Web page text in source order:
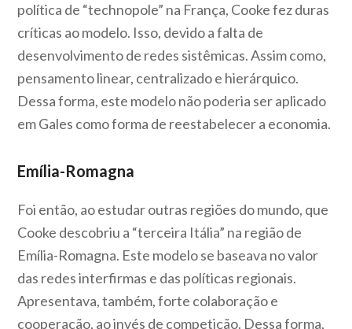
política de “technopole” na França, Cooke fez duras
críticas ao modelo. Isso, devido a falta de
desenvolvimento de redes sistêmicas. Assim como,
pensamento linear, centralizado e hierárquico.
Dessa forma, este modelo não poderia ser aplicado
em Gales como forma de reestabelecer a economia.
Emília-Romagna
Foi então, ao estudar outras regiões do mundo, que
Cooke descobriu a “terceira Itália” na região de
Emília-Romagna. Este modelo se baseava no valor
das redes interfirmas e das políticas regionais.
Apresentava, também, forte colaboração e
cooperação, ao invés de competição. Dessa forma,